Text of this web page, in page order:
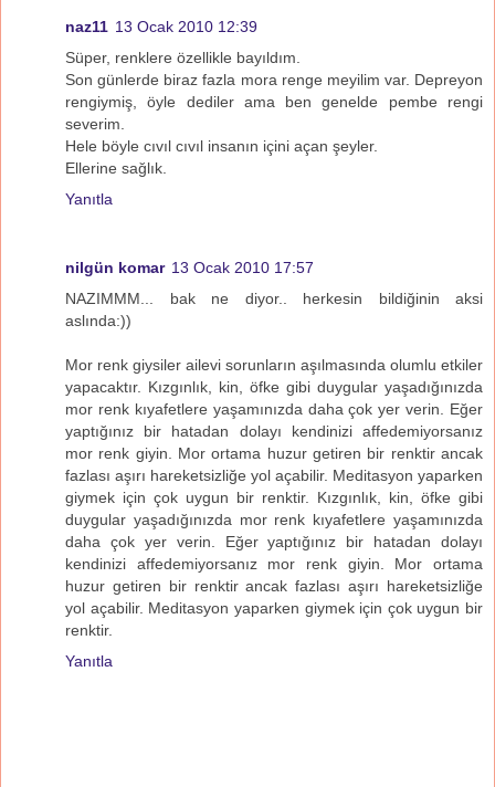
naz11 13 Ocak 2010 12:39
Süper, renklere özellikle bayıldım.
Son günlerde biraz fazla mora renge meyilim var. Depreyon
rengiymiş, öyle dediler ama ben genelde pembe rengi
severim.
Hele böyle cıvıl cıvıl insanın içini açan şeyler.
Ellerine sağlık.
Yanıtla
nilgün komar 13 Ocak 2010 17:57
NAZIMMM... bak ne diyor.. herkesin bildiğinin aksi
aslında:))
Mor renk giysiler ailevi sorunların aşılmasında olumlu etkiler
yapacaktır. Kızgınlık, kin, öfke gibi duygular yaşadığınızda
mor renk kıyafetlere yaşamınızda daha çok yer verin. Eğer
yaptığınız bir hatadan dolayı kendinizi affedemiyorsanız
mor renk giyin. Mor ortama huzur getiren bir renktir ancak
fazlası aşırı hareketsizliğe yol açabilir. Meditasyon yaparken
giymek için çok uygun bir renktir. Kızgınlık, kin, öfke gibi
duygular yaşadığınızda mor renk kıyafetlere yaşamınızda
daha çok yer verin. Eğer yaptığınız bir hatadan dolayı
kendinizi affedemiyorsanız mor renk giyin. Mor ortama
huzur getiren bir renktir ancak fazlası aşırı hareketsizliğe
yol açabilir. Meditasyon yaparken giymek için çok uygun bir
renktir.
Yanıtla